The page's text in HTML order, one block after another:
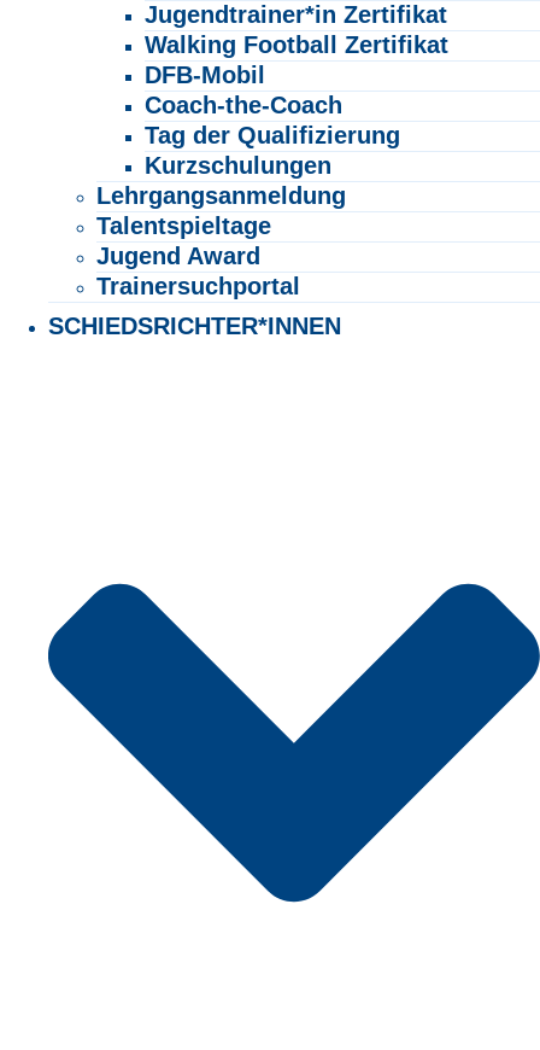
Jugendtrainer*in Zertifikat
Walking Football Zertifikat
DFB-Mobil
Coach-the-Coach
Tag der Qualifizierung
Kurzschulungen
Lehrgangsanmeldung
Talentspieltage
Jugend Award
Trainersuchportal
SCHIEDSRICHTER*INNEN